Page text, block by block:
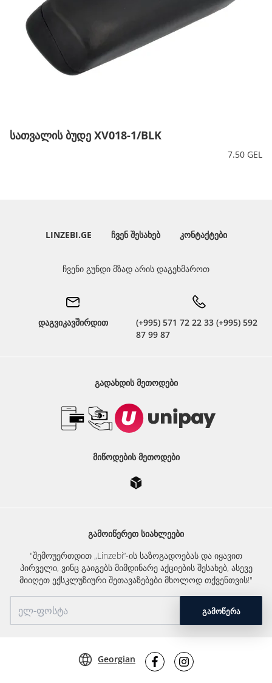
სათვალის ბუდე XV018-1/BLK
7.50 GEL
LINZEBI.GE ᲩᲕᲔᲜ ᲨᲔᲡᲐᲮᲔᲑ ᲙᲝᲜᲢᲐᲥᲢᲔᲑᲘ
ჩვენი გუნდი მზად არის დაგეხმაროთ
დაგვიკავშირდით
(+995) 571 72 22 33 (+995) 592
87 99 87
ᲒᲐᲓᲐᲮᲓᲘᲡ ᲛᲔᲗᲝᲓᲔᲑᲘ
ᲛᲘᲬᲝᲓᲔᲑᲘᲡ ᲛᲔᲗᲝᲓᲔᲑᲘ
ᲒᲐᲛᲝᲘᲬᲔᲠᲔᲗ ᲡᲘᲐᲮᲚᲔᲔᲑᲘ
"შემოუერთდით „Linzebi“-ის საზოგადოებას და იყავით
პირველი, ვინც გაიგებს მიმდინარე აქციების შესახებ, ასევე
მიიღეთ ექსკლუზიური შეთავაზებები მხოლოდ თქვენთვის!"
ᲒᲐᲛᲝᲬᲔᲠᲐ
Georgian